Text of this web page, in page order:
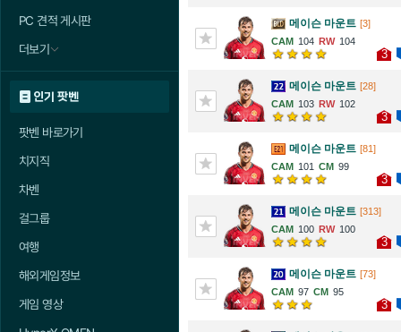
PC 견적 게시판
더보기
인기 팟벤
팟벤 바로가기
치지직
차벤
걸그룹
여행
해외게임정보
게임 영상
메이슨 마운트 [3]
104
104
3
메이슨 마운트 [28]
103
102
3
메이슨 마운트 [81]
101
99
3
메이슨 마운트 [313]
100
100
3
메이슨 마운트 [73]
97
95
3